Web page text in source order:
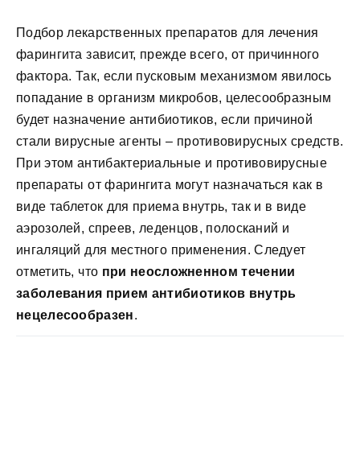
Подбор лекарственных препаратов для лечения
фарингита зависит, прежде всего, от причинного
фактора. Так, если пусковым механизмом явилось
попадание в организм микробов, целесообразным
будет назначение антибиотиков, если причиной
стали вирусные агенты – противовирусных средств.
При этом антибактериальные и противовирусные
препараты от фарингита могут назначаться как в
виде таблеток для приема внутрь, так и в виде
аэрозолей, спреев, леденцов, полосканий и
ингаляций для местного применения. Следует
отметить, что при неосложненном течении
заболевания прием антибиотиков внутрь
нецелесообразен.